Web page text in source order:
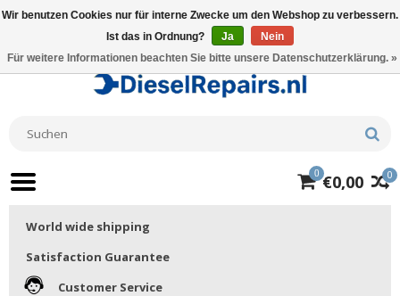
0
0 €0,00
World wide shipping
Satisfaction Guarantee
Customer Service
Wir benutzen Cookies nur für interne Zwecke um den Webshop zu verbessern.
Ist das in Ordnung?
Ja
Nein
Für weitere Informationen beachten Sie bitte unsere Datenschutzerklärung. »